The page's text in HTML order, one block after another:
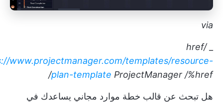
via
href/
www.projectmanager.com/templates/resource-
plan-template ProjectManager /%href/
هل تبحث عن قالب خطة موارد مجاني يساعدك في